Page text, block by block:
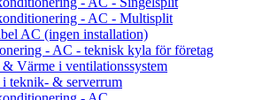
- AC - Multisplit
AC (ingen installation)
- AC - teknisk kyla för företag
Värme i ventilationssystem
teknik- & serverrum